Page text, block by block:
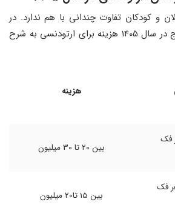
و کودکان تفاوت چندانی با هم ندارد. در
کلینیک دندان‌پزشکی تاج در سال 1405 هزینه برای ارتودنسی به شرح
هزینه
فک
بین 20 تا 30 میلیون
فک
بین 15 تا20 میلیون